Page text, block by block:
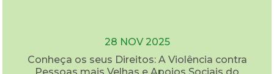
28 NOV 2025
Conheça os seus Direitos: A Violência contra